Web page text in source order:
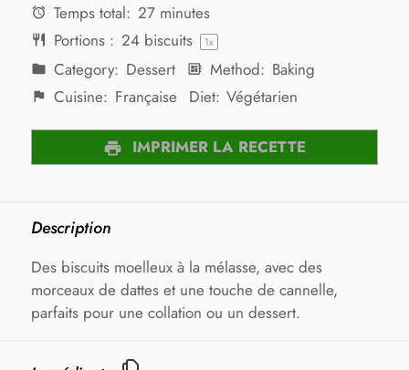
Temps total: 27 minutes
Portions : 24biscuits 1x
Category: Dessert Method: Baking
Cuisine: Française Diet: Végétarien
IMPRIMER LA RECETTE
Description
Des biscuits moelleux à la mélasse, avec des
morceaux de dattes et une touche de cannelle,
parfaits pour une collation ou un dessert.